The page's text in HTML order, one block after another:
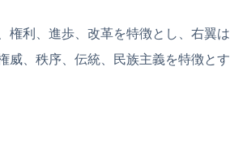
権利、進歩、改革を特徴とし、右翼は
威、秩序、伝統、民族主義を特徴とす